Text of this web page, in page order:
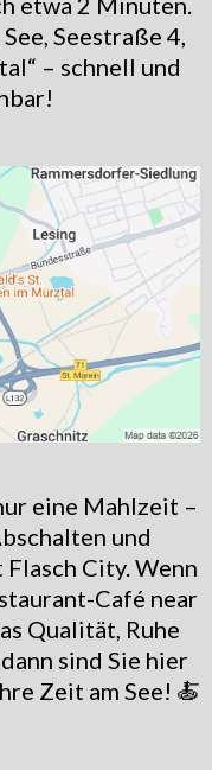
Seestraße 4,
– schnell und
eine Mahlzeit –
und
City. Wenn
Café near
Qualität, Ruhe
sind Sie hier
Zeit am See! 🍝